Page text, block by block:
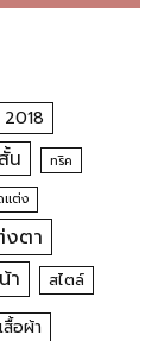
น ทริค
แต่ง
ตา
า สไตล์
เสื้อผ้า